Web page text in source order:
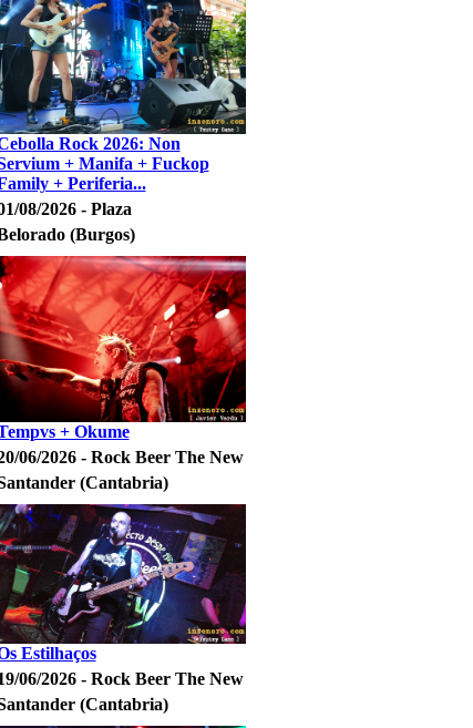
Rock 2026: Non
+ Manifa + Fuckop
+ Periferia...
08/2026 - Plaza
(Burgos)
+ Okume
06/2026 - Rock Beer The New
(Cantabria)
Estilhaços
06/2026 - Rock Beer The New
(Cantabria)